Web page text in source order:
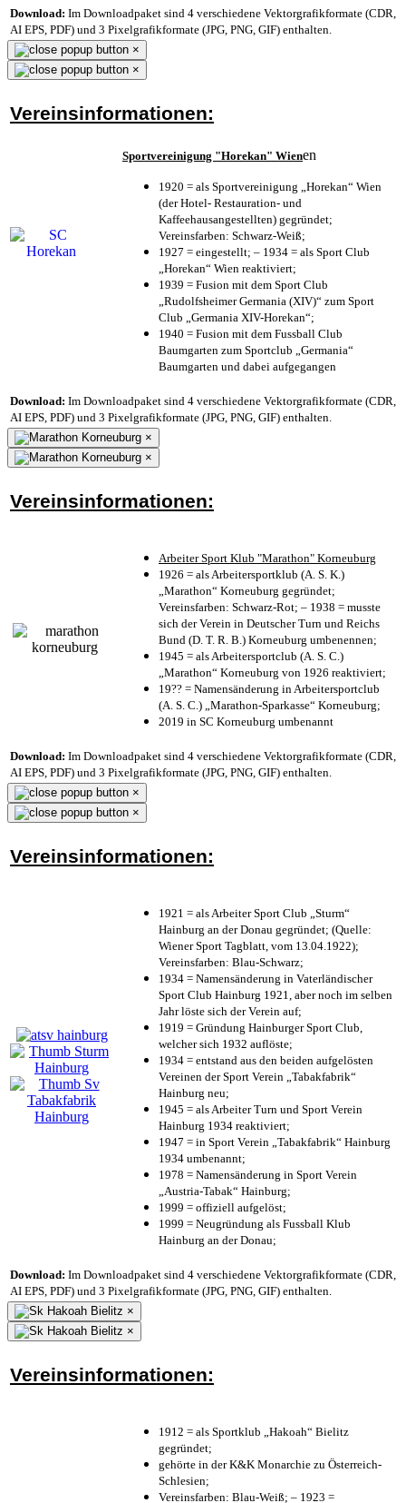
Download: Im Downloadpaket sind 4 verschiedene Vektorgrafikformate (CDR,
AI EPS, PDF) und 3 Pixelgrafikformate (JPG, PNG, GIF) enthalten.
×
×
Vereinsinformationen:
Sportvereinigung "Horekan" Wienen
1920 = als Sportvereinigung „Horekan“ Wien
(der Hotel- Restauration- und
Kaffeehausangestellten) gegründet;
Vereinsfarben: Schwarz-Weiß;
1927 = eingestellt; – 1934 = als Sport Club
„Horekan“ Wien reaktiviert;
1939 = Fusion mit dem Sport Club
„Rudolfsheimer Germania (XIV)“ zum Sport
Club „Germania XIV-Horekan“;
1940 = Fusion mit dem Fussball Club
Baumgarten zum Sportclub „Germania“
Baumgarten und dabei aufgegangen
Download: Im Downloadpaket sind 4 verschiedene Vektorgrafikformate (CDR,
AI EPS, PDF) und 3 Pixelgrafikformate (JPG, PNG, GIF) enthalten.
×
×
Vereinsinformationen:
Arbeiter Sport Klub "Marathon" Korneuburg
1926 = als Arbeitersportklub (A. S. K.)
„Marathon“ Korneuburg gegründet;
Vereinsfarben: Schwarz-Rot; – 1938 = musste
sich der Verein in Deutscher Turn und Reichs
Bund (D. T. R. B.) Korneuburg umbenennen;
1945 = als Arbeitersportclub (A. S. C.)
„Marathon“ Korneuburg von 1926 reaktiviert;
19?? = Namensänderung in Arbeitersportclub
(A. S. C.) „Marathon-Sparkasse“ Korneuburg;
2019 in SC Korneuburg umbenannt
Download: Im Downloadpaket sind 4 verschiedene Vektorgrafikformate (CDR,
AI EPS, PDF) und 3 Pixelgrafikformate (JPG, PNG, GIF) enthalten.
×
×
Vereinsinformationen:
1921 = als Arbeiter Sport Club „Sturm“
Hainburg an der Donau gegründet; (Quelle:
Wiener Sport Tagblatt, vom 13.04.1922);
Vereinsfarben: Blau-Schwarz;
1934 = Namensänderung in Vaterländischer
Sport Club Hainburg 1921, aber noch im selben
Jahr löste sich der Verein auf;
1919 = Gründung Hainburger Sport Club,
welcher sich 1932 auflöste;
1934 = entstand aus den beiden aufgelösten
Vereinen der Sport Verein „Tabakfabrik“
Hainburg neu;
1945 = als Arbeiter Turn und Sport Verein
Hainburg 1934 reaktiviert;
1947 = in Sport Verein „Tabakfabrik“ Hainburg
1934 umbenannt;
1978 = Namensänderung in Sport Verein
„Austria-Tabak“ Hainburg;
1999 = offiziell aufgelöst;
1999 = Neugründung als Fussball Klub
Hainburg an der Donau;
Download: Im Downloadpaket sind 4 verschiedene Vektorgrafikformate (CDR,
AI EPS, PDF) und 3 Pixelgrafikformate (JPG, PNG, GIF) enthalten.
×
×
Vereinsinformationen:
1912 = als Sportklub „Hakoah“ Bielitz
gegründet;
gehörte in der K&K Monarchie zu Österreich-
Schlesien;
Vereinsfarben: Blau-Weiß; – 1923 =